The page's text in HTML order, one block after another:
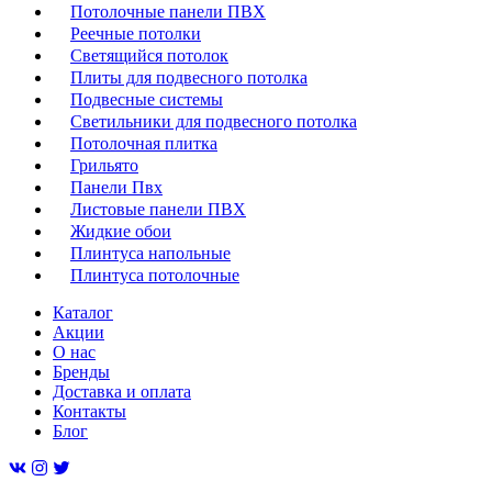
Потолочные панели ПВХ
Реечные потолки
Светящийся потолок
Плиты для подвесного потолка
Подвесные системы
Светильники для подвесного потолка
Потолочная плитка
Грильято
Панели Пвх
Листовые панели ПВХ
Жидкие обои
Плинтуса напольные
Плинтуса потолочные
Каталог
Акции
О нас
Бренды
Доставка и оплата
Контакты
Блог